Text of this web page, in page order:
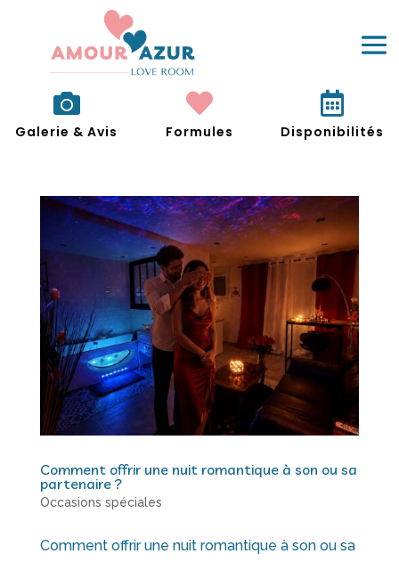

Galerie & Avis

Formules

Disponibilités
Comment offrir une nuit romantique à son ou sa
partenaire ?
Occasions spéciales
Comment offrir une nuit romantique à son ou sa